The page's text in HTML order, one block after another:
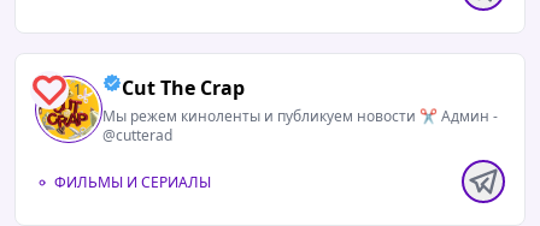
1 Cut The Crap
Мы режем киноленты и публикуем новости ✂️ Админ -
@cutterad
ФИЛЬМЫ И СЕРИАЛЫ